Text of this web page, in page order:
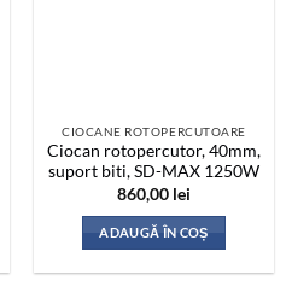
CIOCANE ROTOPERCUTOARE
Ciocan rotopercutor, 40mm,
suport biti, SD-MAX 1250W
860,00 lei
ADAUGĂ ÎN COȘ